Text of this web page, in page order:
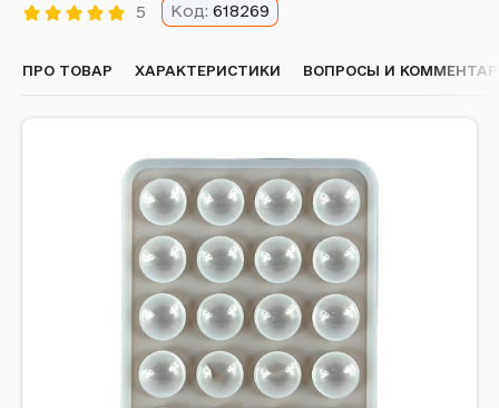
5 Код: 618269
ПРО ТОВАР ХАРАКТЕРИСТИКИ ВОПРОСЫ И